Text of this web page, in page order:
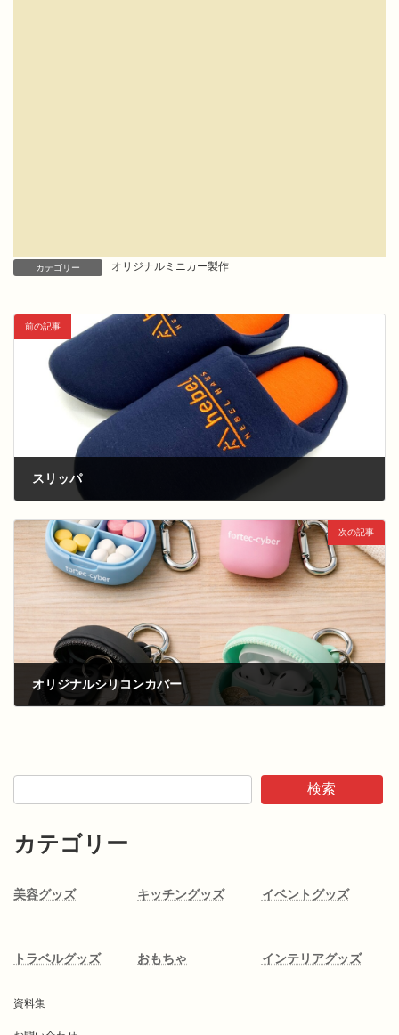
カテゴリー オリジナルミニカー製作
前の記事
スリッパ
次の記事
オリジナルシリコンカバー
検索
カテゴリー
美容グッズ キッチングッズ イベントグッズ
トラベルグッズ おもちゃ インテリアグッズ
資料集